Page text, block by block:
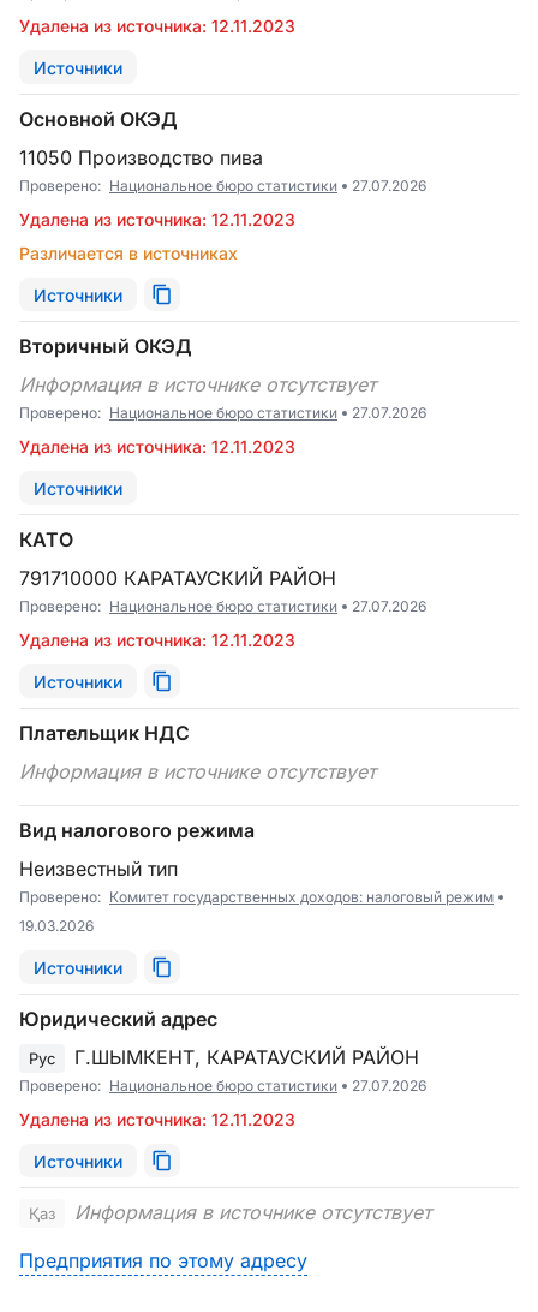
Удалена из источника: 12.11.2023
Источники
Основной ОКЭД
11050 Производство пива
Проверено: Национальное бюро статистики 27.07.2026
Удалена из источника: 12.11.2023
Различается в источниках
Источники
Вторичный ОКЭД
Информация в источнике отсутствует
Проверено: Национальное бюро статистики 27.07.2026
Удалена из источника: 12.11.2023
Источники
КАТО
791710000 КАРАТАУСКИЙ РАЙОН
Проверено: Национальное бюро статистики 27.07.2026
Удалена из источника: 12.11.2023
Источники
Плательщик НДС
Информация в источнике отсутствует
Вид налогового режима
Неизвестный тип
Проверено: Комитет государственных доходов: налоговый режим
19.03.2026
Источники
Юридический адрес
Рус Г.ШЫМКЕНТ, КАРАТАУСКИЙ РАЙОН
Проверено: Национальное бюро статистики 27.07.2026
Удалена из источника: 12.11.2023
Источники
Қаз
Информация в источнике отсутствует
Предприятия по этому адресу